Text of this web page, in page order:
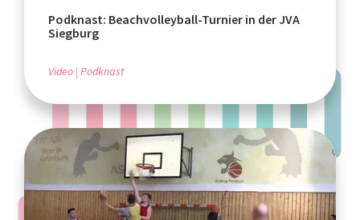
Podknast: Beachvolleyball-Turnier in der JVA
Siegburg
Video Podknast